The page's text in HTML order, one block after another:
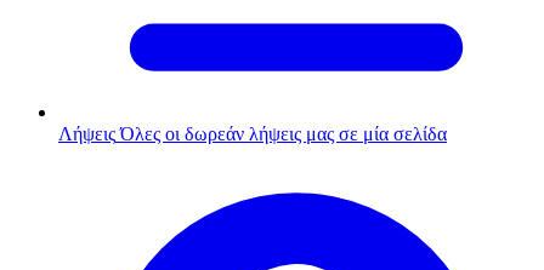
Λήψεις Όλες οι δωρεάν λήψεις μας σε μία σελίδα